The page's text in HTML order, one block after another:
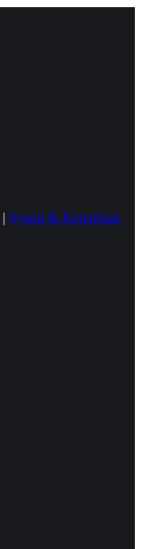
| Syarat & Ketentuan